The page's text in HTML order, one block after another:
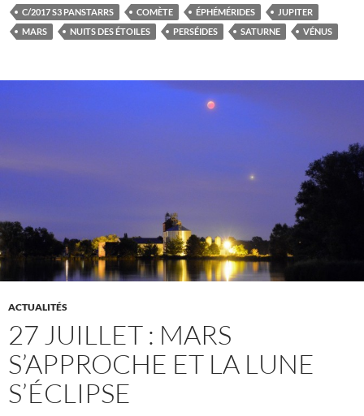
C/2017 S3 PANSTARRS COMÈTE ÉPHÉMÉRIDES
JUPITER
MARS
NUITS DES ÉTOILES PERSÉIDES SATURNE VÉNUS
ACTUALITÉS
27 JUILLET : MARS
S’APPROCHE ET LA LUNE
S’ÉCLIPSE